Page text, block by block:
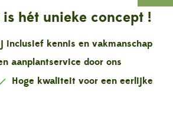
hét unieke concept !
inclusief kennis en vakmanschap
aanplantservice door ons
Hoge kwaliteit voor een eerlijke